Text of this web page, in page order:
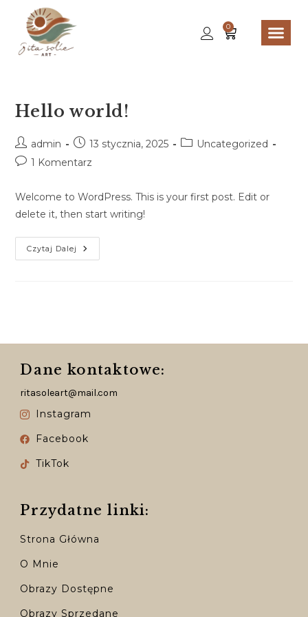
0
Hello world!
admin 13 stycznia, 2025
Uncategorized
1 Komentarz
Welcome to WordPress. This is your first post. Edit or
delete it, then start writing!
Czytaj Dalej
Dane kontaktowe:
ritasoleart@mail.com
Instagram
Facebook
TikTok
Przydatne linki:
Strona Główna
O Mnie
Obrazy Dostępne
Obrazy Sprzedane